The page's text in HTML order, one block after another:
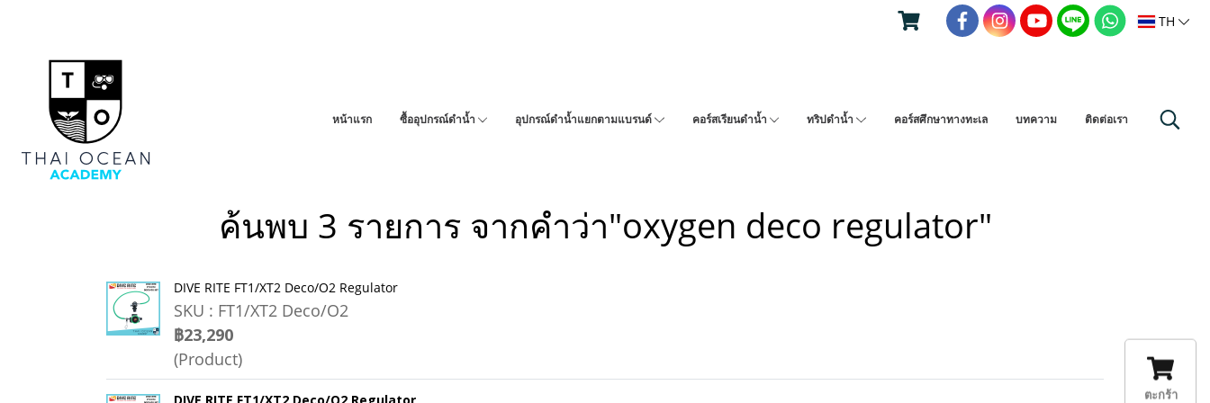
TH
หน้าแรก ซื้ออุปกรณ์ดำน้ำ อุปกรณ์ดำน้ำแยกตามแบรนด์ คอร์สเรียนดำน้ำ ทริปดำน้ำ คอร์สศึกษาทางทะเล บทความ ติดต่อเรา
ค้นพบ 3 รายการ จากคำว่า"oxygen deco regulator"
DIVE RITE FT1/XT2 Deco/O2 Regulator
SKU : FT1/XT2 Deco/O2
฿23,290
(Product)
ตะกร้า